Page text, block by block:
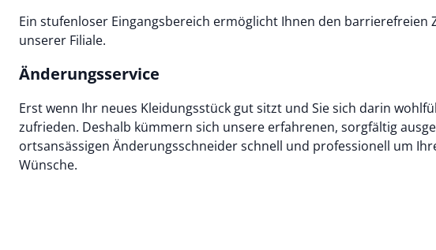
Ein stufenloser Eingangsbereich ermöglicht Ihnen den barrierefreien
unserer Filiale.
Änderungsservice
Erst wenn Ihr neues Kleidungsstück gut sitzt und Sie sich darin
zufrieden. Deshalb kümmern sich unsere erfahrenen, sorgfältig
ortsansässigen Änderungsschneider schnell und professionell um
Wünsche.